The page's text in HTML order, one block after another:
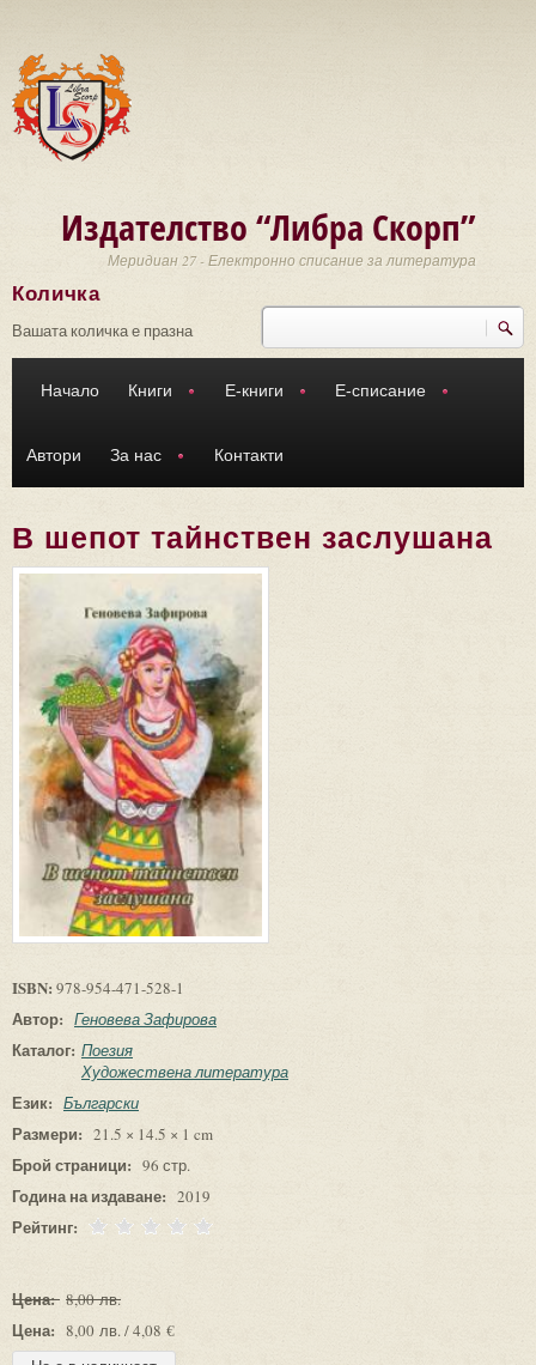
Издателство “Либра Скорп”
Меридиан 27 - Електронно списание за литература
Търси
Количка
Вашата количка е празна
Начало Книги Е-книги Е-списание
Автори За нас Контакти
В шепот тайнствен заслушана
ISBN: 978-954-471-528-1
Автор: Геновева Зафирова
Каталог: Поезия
Художествена литература
Език: Български
Размери: 21.5 × 14.5 × 1 cm
Брой страници: 96 стр.
Година на издаване: 2019
Рейтинг:
Цена: 8,00 лв.
Цена: 8,00 лв. / 4,08 €